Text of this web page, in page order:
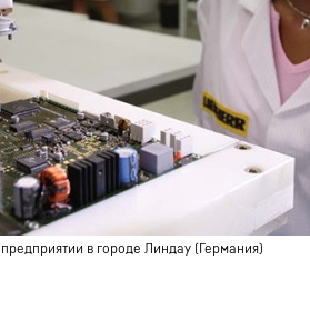
в городе Линдау (Германия)